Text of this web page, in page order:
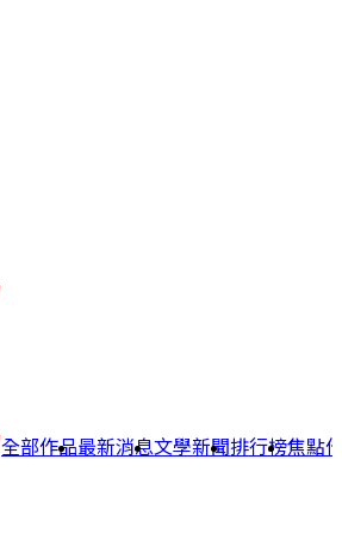
全部作品最新消息文學新聞排行榜焦點